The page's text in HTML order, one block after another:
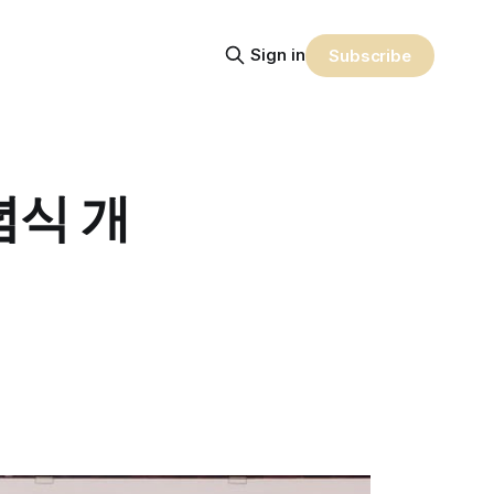
Sign in Subscribe
식 개